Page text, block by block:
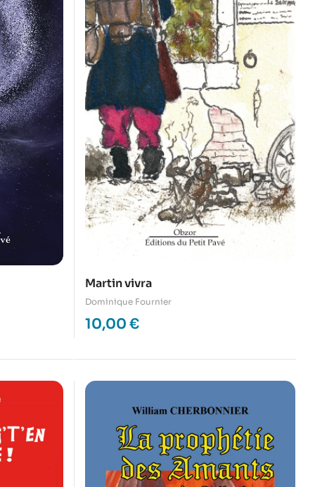
Martin vivra
Dominique Fournier
10,00 €